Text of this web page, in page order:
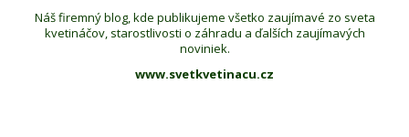
Náš firemný blog, kde publikujeme všetko zaujímavé zo sveta
kvetináčov, starostlivosti o záhradu a ďalších zaujímavých
noviniek.
www.svetkvetinacu.cz